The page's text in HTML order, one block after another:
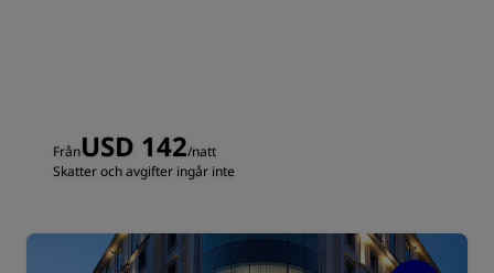
FrånUSD 142/natt
Skatter och avgifter ingår inte